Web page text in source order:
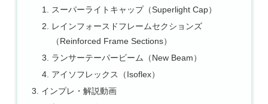
スーパーライトキャップ（Superlight Cap）
レインフォースドフレームセクションズ
（Reinforced Frame Sections）
ランサーテーパービーム（New Beam）
アイソフレックス（Isoflex）
インプレ・解説動画